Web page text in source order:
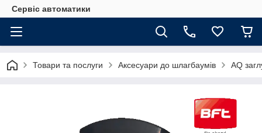
Сервіс автоматики
Товари та послуги Аксесуари до шлагбаумів AQ